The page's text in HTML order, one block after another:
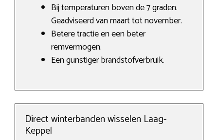
Bij temperaturen boven de 7 graden.
Geadviseerd van maart tot november.
Betere tractie en een beter
remvermogen.
Een gunstiger brandstofverbruik.
Direct winterbanden wisselen Laag-
Keppel